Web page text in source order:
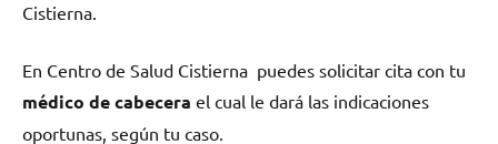
Cistierna.
En Centro dе Salud Cistierna puedes solicitar cita сοn tu
médico dе cabecera el cual le dará las indicaciones
oportunas, según tu caso.